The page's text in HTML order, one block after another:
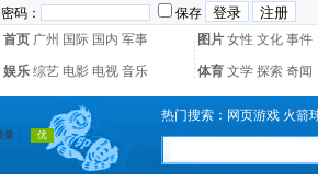
密码：
保存
首页 广州 国际 国内 军事 图片 女性 文化 事件
娱乐 综艺 电影 电视 音乐 体育 文学 探索 奇闻
热门搜索： 网页游戏 火箭